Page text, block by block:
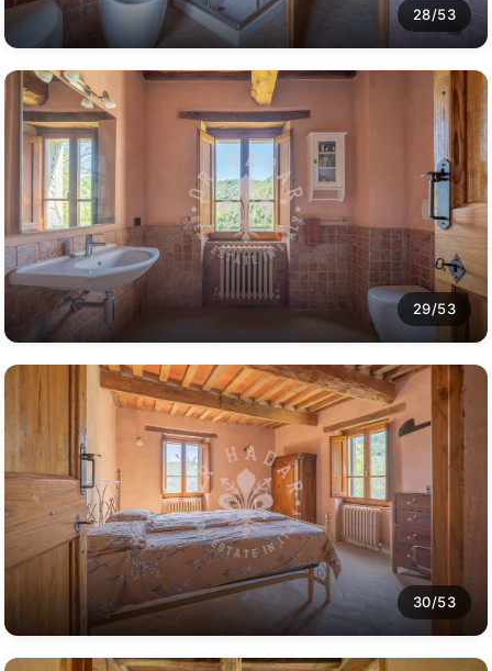
28/53
29/53
30/53